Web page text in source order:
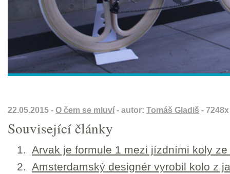
22.05.2015 - O čem se mluví- autor: Tomáš Gladiš - 7248x
Související články
Arvak je formule 1 mezi jízdními koly ze
Amsterdamský designér vyrobil kolo z